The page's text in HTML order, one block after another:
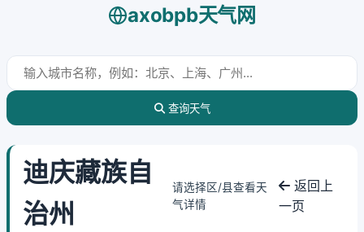
axobpb天气网
查询天气
迪庆藏族自
治州
请选择区/县查看天
气详情
返回上
一页